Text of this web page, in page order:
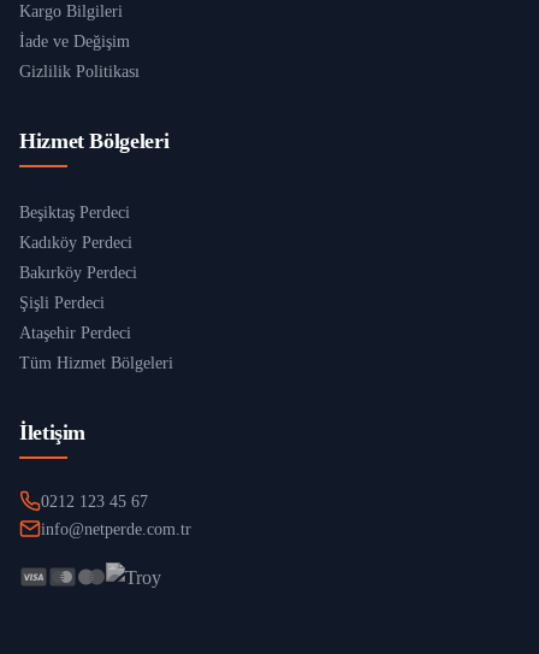
Kargo Bilgileri
İade ve Değişim
Gizlilik Politikası
Hizmet Bölgeleri
Beşiktaş Perdeci
Kadıköy Perdeci
Bakırköy Perdeci
Şişli Perdeci
Ataşehir Perdeci
Tüm Hizmet Bölgeleri
İletişim
0212 123 45 67
info@netperde.com.tr